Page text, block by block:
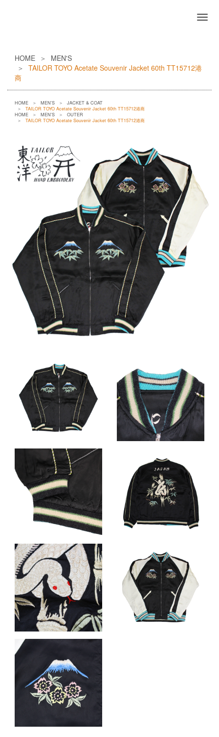
HOME
MEN'S
TAILOR TOYO Acetate Souvenir Jacket 60th TT15712港
商
HOME MEN'S
JACKET & COAT
TAILOR TOYO Acetate Souvenir Jacket 60th TT15712港商
HOME
MEN'S
OUTER
TAILOR TOYO Acetate Souvenir Jacket 60th TT15712港商